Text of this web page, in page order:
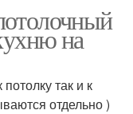
на
так и к
отдельно )